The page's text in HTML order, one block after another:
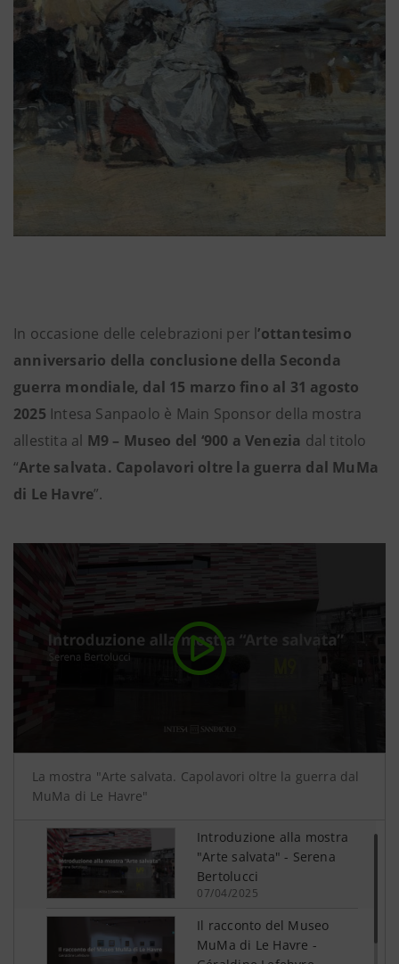
In occasione delle celebrazioni per l’ottantesimo
anniversario della conclusione della Seconda
guerra mondiale, dal 15 marzo fino al 31 agosto
2025 Intesa Sanpaolo è Main Sponsor della mostra
allestita al M9 – Museo del ‘900 a Venezia dal titolo
“Arte salvata. Capolavori oltre la guerra dal MuMa
di Le Havre”.